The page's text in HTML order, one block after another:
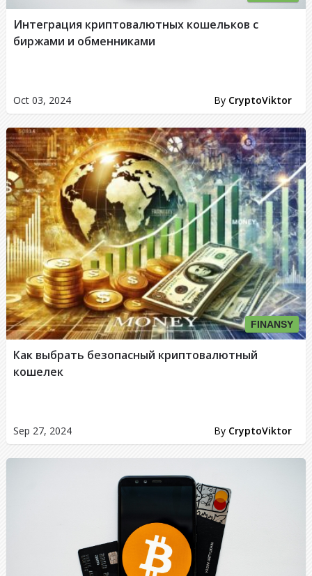
Oct 03, 2024 By CryptoViktor
Интеграция криптовалютных кошельков с
биржами и обменниками
FINANSY
Sep 27, 2024 By CryptoViktor
Как выбрать безопасный криптовалютный
кошелек